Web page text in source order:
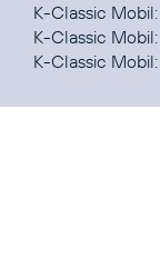
K-Classic Mobil:
K-Classic Mobil:
K-Classic Mobil: